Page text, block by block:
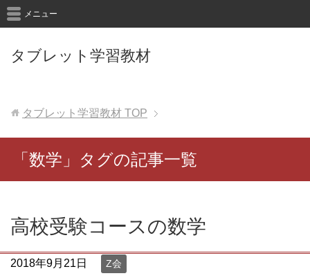
タブレット学習教材
メニュー
タブレット学習教材 TOP
「数学」タグの記事一覧
高校受験コースの数学
2018年9月21日 Z会